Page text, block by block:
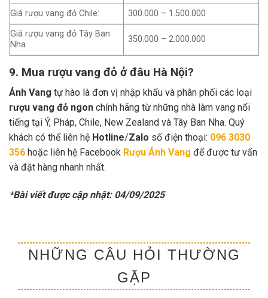
Giá rượu vang đỏ Chile:
300.000 – 1.500.000
Giá rượu vang đỏ Tây Ban
Nha
350.000 – 2.000.000
9. Mua rượu vang đỏ ở đâu Hà Nội?
Ánh Vang tự hào là đơn vị nhập khẩu và phân phối các loại
rượu vang đỏ ngon chính hãng từ những nhà làm vang nổi
tiếng tại Ý, Pháp, Chile, New Zealand và Tây Ban Nha. Quý
khách có thể liên hệ Hotline/Zalo số điện thoại: 096 3030
356 hoặc liên hệ Facebook Rượu Ánh Vang để được tư vấn
và đặt hàng nhanh nhất.
*Bài viết được cập nhật: 04/09/2025
NHỮNG CÂU HỎI THƯỜNG
GẶP